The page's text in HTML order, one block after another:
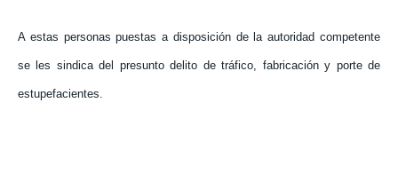
A estas personas puestas a disposición de la autoridad competente
se les sindica del presunto delito de tráfico, fabricación y porte de
estupefacientes.